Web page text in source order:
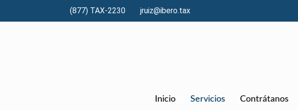
(877) TAX-2230 jruiz@ibero.tax
Inicio Servicios Contrátanos